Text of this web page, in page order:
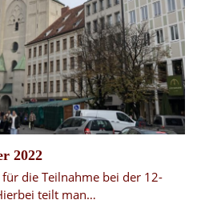
2022
die Teilnahme bei der 12-
teilt man…